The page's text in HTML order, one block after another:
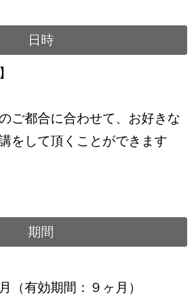
日時
ご都合に合わせて、お好きな
をして頂くことができます
期間
（有効期間：９ヶ月）